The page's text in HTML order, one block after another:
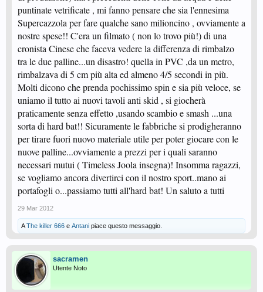
puntinate vetrificate , mi fanno pensare che sia l'ennesima
Supercazzola per fare qualche sano milioncino , ovviamente a
nostre spese!! C'era un filmato ( non lo trovo più!) di una
cronista Cinese che faceva vedere la differenza di rimbalzo
tra le due palline...un disastro! quella in PVC ,da un metro,
rimbalzava di 5 cm più alta ed almeno 4/5 secondi in più.
Molti dicono che prenda pochissimo spin e sia più veloce, se
uniamo il tutto ai nuovi tavoli anti skid , si giocherà
praticamente senza effetto ,usando scambio e smash ...una
sorta di hard bat!! Sicuramente le fabbriche si prodigheranno
per tirare fuori nuovo materiale utile per poter giocare con le
nuove palline...ovviamente a prezzi per i quali saranno
necessari mutui ( Timeless Joola insegna)! Insomma ragazzi,
se vogliamo ancora divertirci con il nostro sport..mano ai
portafogli o...passiamo tutti all'hard bat! Un saluto a tutti
29 Mar 2012
AThe killer 666 e Antani piace questo messaggio.
sacramen
Utente Noto